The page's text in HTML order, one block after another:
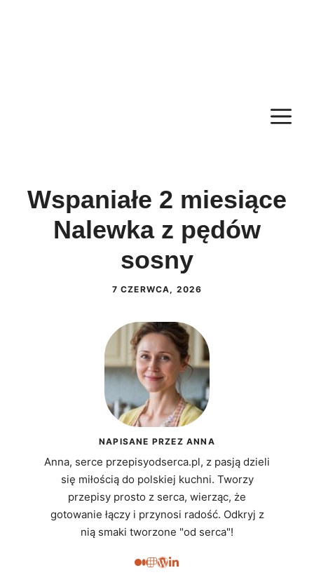
Wspaniałe 2 miesiące
Nalewka z pędów
sosny
7 CZERWCA, 2026
NAPISANE PRZEZ ANNA
Anna, serce przepisyodserca.pl, z pasją dzieli
się miłością do polskiej kuchni. Tworzy
przepisy prosto z serca, wierząc, że
gotowanie łączy i przynosi radość. Odkryj z
nią smaki tworzone "od serca"!